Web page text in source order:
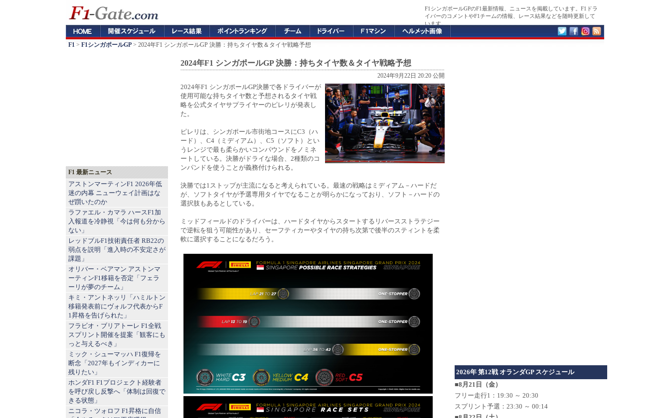
F1シンガポールGPのF1最新情報、ニュースを掲載しています。F1ドラ
イバーのコメントやF1チームの情報、レース結果などを随時更新して
います。
F1 > F1シンガポールGP > 2024年F1 シンガポールGP 決勝：持ちタイヤ数＆タイヤ戦略予想
2024年F1 シンガポールGP 決勝：持ちタイヤ数＆タイヤ戦略予想
2024年9月22日 20:20 公開
2024年F1 シンガポールGP決勝で各ドライバーが
使用可能な持ちタイヤ数と予想されるタイヤ戦
略を公式タイヤサプライヤーのピレリが発表し
た。
ピレリは、シンガポール市街地コースにC3（ハ
ード）、C4（ミディアム）、C5（ソフト）とい
うレンジで最も柔らかいコンパウンドをノミネ
ートしている。決勝がドライな場合、2種類のコ
ンパンドを使うことが義務付けられる。
決勝では1ストップが主流になると考えられている。最速の戦略はミディアム－ハードだ
が、ソフトタイヤが予選専用タイヤでなることが明らかになっており、ソフト－ハードの
選択肢もあるとしている。
ミッドフィールドのドライバーは、ハードタイヤからスタートするリバースストラテジー
で逆転を狙う可能性があり、セーフティカーやタイヤの持ち次第で後半のスティントを柔
軟に選択することになるだろう。
F1 最新ニュース
アストンマーティンF1 2026年低
迷の内幕 ニューウェイ計画はな
ぜ躓いたのか
ラファエル・カマラ ハースF1加
入報道を冷静視「今は何も分から
ない」
レッドブルF1技術責任者 RB22の
弱点を説明「進入時の不安定さが
課題」
オリバー・ベアマン アストンマ
ーティンF1移籍を否定「フェラ
ーリが夢のチーム」
キミ・アントネッリ「ハミルトン
移籍発表前にヴォルフ代表からF
1昇格を告げられた」
フラビオ・ブリアトーレ F1全戦
スプリント開催を提案「観客にも
っと与えるべき」
ミック・シューマッハ F1復帰を
断念「2027年もインディカーに
残りたい」
ホンダF1 F1プロジェクト経験者
を呼び戻し反撃へ「体制は回復で
きる状態」
ニコラ・ツォロフ F1昇格に自信
2026年 第12戦 オランダGP スケジュール
■8月21日（金）
フリー走行1：19:30 ～ 20:30
スプリント予選：23:30 ～ 00:14